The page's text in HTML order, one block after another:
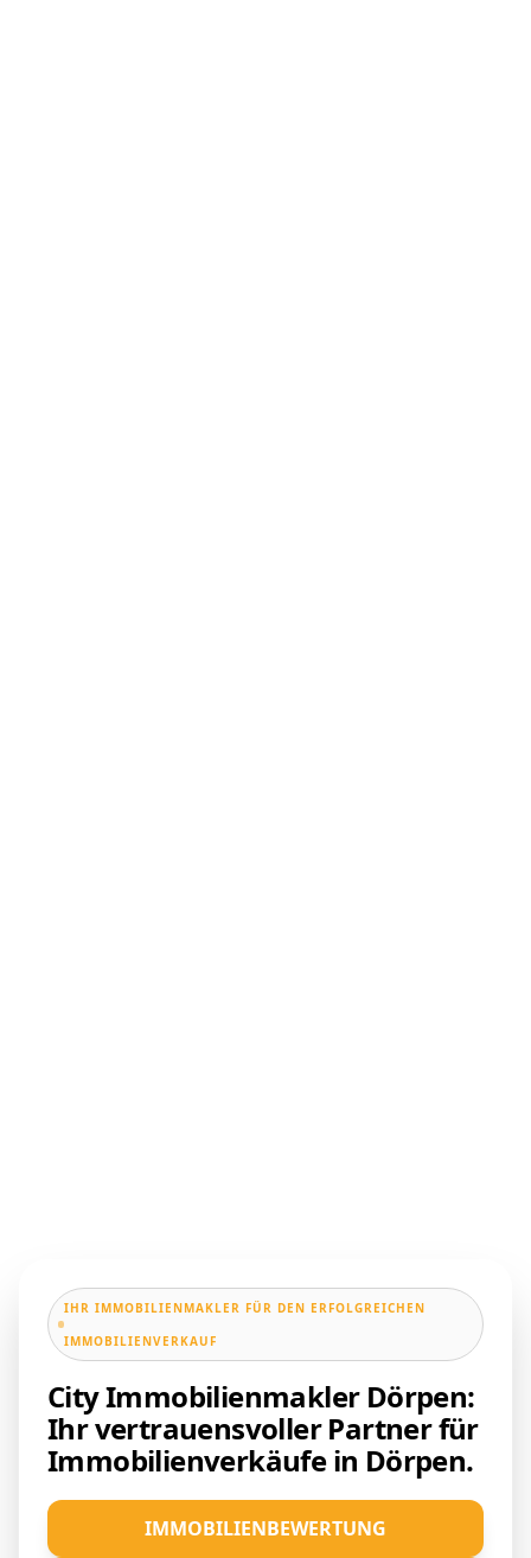
IHR IMMOBILIENMAKLER FÜR DEN ERFOLGREICHEN
IMMOBILIENVERKAUF
City Immobilienmakler Dörpen:
Ihr vertrauensvoller Partner für
Immobilienverkäufe in Dörpen.
IMMOBILIENBEWERTUNG